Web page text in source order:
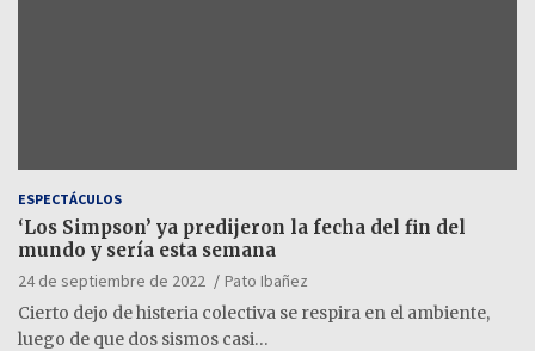
ESPECTÁCULOS
‘Los Simpson’ ya predijeron la fecha del fin del
mundo y sería esta semana
24 de septiembre de 2022
Pato Ibañez
Cierto dejo de histeria colectiva se respira en el ambiente,
luego de que dos sismos casi…